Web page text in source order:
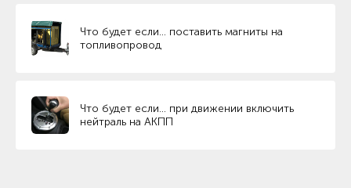
Что будет если… поставить магниты на
топливопровод
Что будет если… при движении включить
нейтраль на АКПП